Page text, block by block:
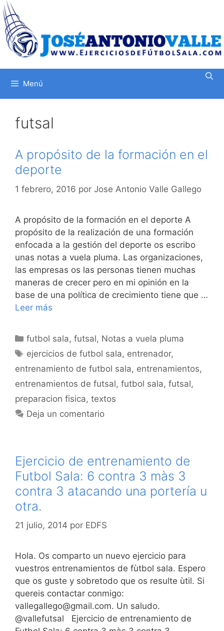
Saltar
al
contenido
Menú
futsal
A propósito de la formación en el
deporte
1 febrero, 2016 por Jose Antonio Valle Gallego
A propósito de la formación en el deporte A
propósito de la realización de una formación
enfocada a la gestión del deporte os escribo
unas notas a vuela pluma. Las organizaciones,
las empresas os las personas tienen muchas
maneras de crecer pero en mi opinión en la
base de una política de crecimiento tiene que …
Leer más
Categorías
futbol sala,futsal, Notas a vuela pluma
Etiquetas
ejercicios de futbol sala, entrenador,
entrenamiento de futbol sala, entrenamientos,
entrenamientos de futsal, futbol sala, futsal,
preparacion fisica, textos
Deja un comentario
Ejercicio de entrenamiento de
Futbol Sala: 6 contra 3 màs 3
contra 3 atacando una portería u
otra.
21 julio, 2014 por EDFS
Hola. Os comparto un nuevo ejercicio para
vuestros entrenamientos de fùtbol sala. Espero
que os guste y sobretodo que os resulte ùtil. Si
quereis contactar conmigo:
vallegallego@gmail.com. Un saludo.
@vallefutsal Ejercicio de entrenamiento de